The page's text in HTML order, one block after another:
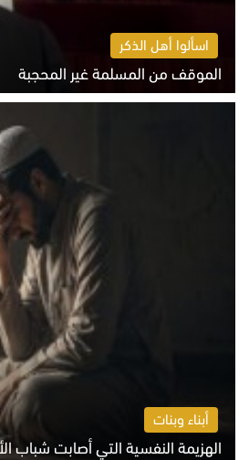
اسألوا أهل الذكر
الموقف من المسلمة غير المحجبة
الخميس 6 أغسطس 2026 10:45 ص
أبناء وبنات
الهزيمة النفسية التي أصابت شباب